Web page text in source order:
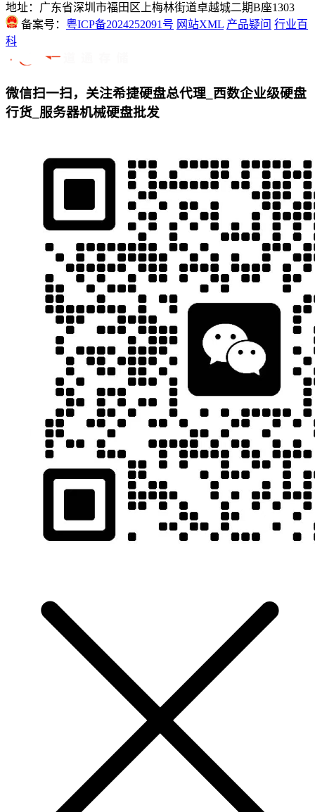
地址：广东省深圳市福田区上梅林街道卓越城二期B座1303
备案号： 粤ICP备2024252091号 网站XML 产品疑问 行业百
科
微信扫一扫，关注希捷硬盘总代理_西数企业级硬盘
行货_服务器机械硬盘批发